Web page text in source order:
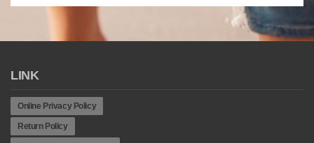
LINK
Online Privacy Policy
Return Policy